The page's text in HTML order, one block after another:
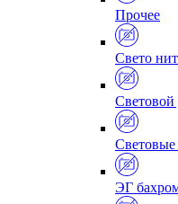
Прочее
Свето
Световой
Световые
ЭГ